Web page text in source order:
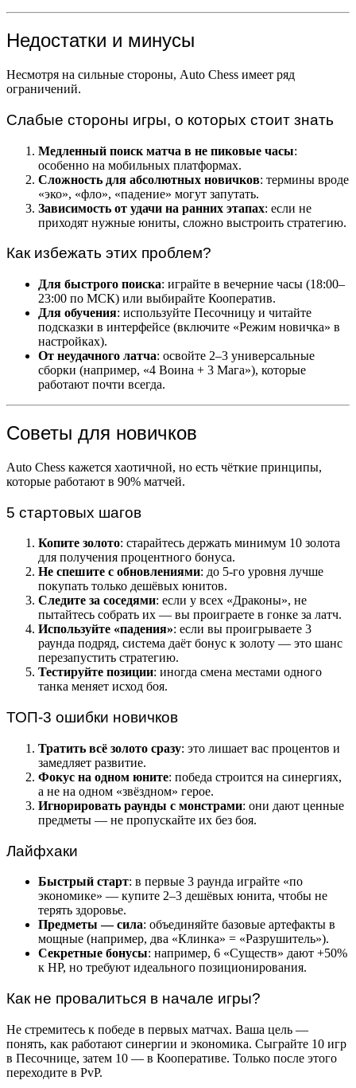
Недостатки и минусы
Несмотря на сильные стороны, Auto Chess имеет ряд
ограничений.
Слабые стороны игры, о которых стоит знать
Медленный поиск матча в не пиковые часы:
особенно на мобильных платформах.
Сложность для абсолютных новичков: термины вроде
«эко», «фло», «падение» могут запутать.
Зависимость от удачи на ранних этапах: если не
приходят нужные юниты, сложно выстроить стратегию.
Как избежать этих проблем?
Для быстрого поиска: играйте в вечерние часы (18:00–
23:00 по МСК) или выбирайте Кооператив.
Для обучения: используйте Песочницу и читайте
подсказки в интерфейсе (включите «Режим новичка» в
настройках).
От неудачного латча: освойте 2–3 универсальные
сборки (например, «4 Воина + 3 Мага»), которые
работают почти всегда.
Советы для новичков
Auto Chess кажется хаотичной, но есть чёткие принципы,
которые работают в 90% матчей.
5 стартовых шагов
Копите золото: старайтесь держать минимум 10 золота
для получения процентного бонуса.
Не спешите с обновлениями: до 5-го уровня лучше
покупать только дешёвых юнитов.
Следите за соседями: если у всех «Драконы», не
пытайтесь собрать их — вы проиграете в гонке за латч.
Используйте «падения»: если вы проигрываете 3
раунда подряд, система даёт бонус к золоту — это шанс
перезапустить стратегию.
Тестируйте позиции: иногда смена местами одного
танка меняет исход боя.
ТОП-3 ошибки новичков
Тратить всё золото сразу: это лишает вас процентов и
замедляет развитие.
Фокус на одном юните: победа строится на синергиях,
а не на одном «звёздном» герое.
Игнорировать раунды с монстрами: они дают ценные
предметы — не пропускайте их без боя.
Лайфхаки
Быстрый старт: в первые 3 раунда играйте «по
экономике» — купите 2–3 дешёвых юнита, чтобы не
терять здоровье.
Предметы — сила: объединяйте базовые артефакты в
мощные (например, два «Клинка» = «Разрушитель»).
Секретные бонусы: например, 6 «Существ» дают +50%
к HP, но требуют идеального позиционирования.
Как не провалиться в начале игры?
Не стремитесь к победе в первых матчах. Ваша цель —
понять, как работают синергии и экономика. Сыграйте 10 игр
в Песочнице, затем 10 — в Кооперативе. Только после этого
переходите в PvP.